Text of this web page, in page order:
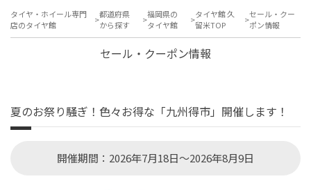
タイヤ・ホイール専門
店のタイヤ館
都道府県
から探す
福岡県の
タイヤ館
タイヤ館 久
留米TOP
セール・クー
ポン情報
セール・クーポン情報
夏のお祭り騒ぎ！色々お得な「九州得市」開催します！
開催期間：2026年7月18日～2026年8月9日